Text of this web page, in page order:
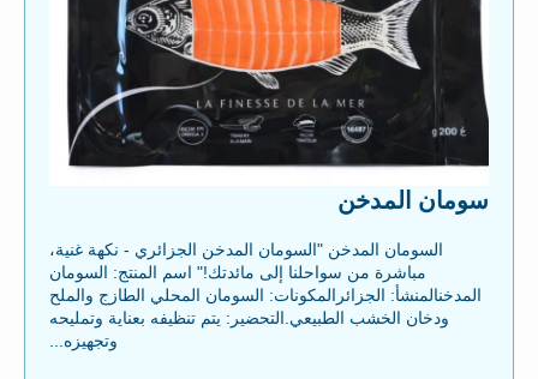
سومان المدخن
السومان المدخن "السومان المدخن الجزائري - نكهة غنية،
مباشرة من سواحلنا إلى مائدتك!" اسم المنتج: السومان
المدخنالمنشأ: الجزائرالمكونات: السومان المحلي الطازج والملح
ودخان الخشب الطبيعي.التحضير: يتم تنظيفه بعناية وتمليحه
وتجهيزه...